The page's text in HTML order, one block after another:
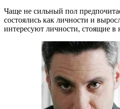
Чаще не сильный пол
состоялись как личности и
интересуют личности, стоящие в